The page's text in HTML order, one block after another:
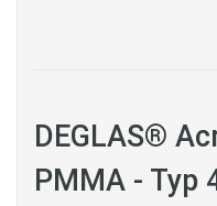
DEGLAS®
PMMA - Typ